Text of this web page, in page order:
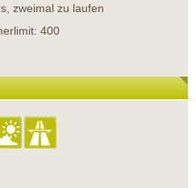
zweimal zu laufen
400